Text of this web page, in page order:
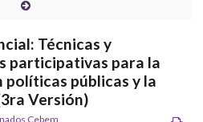
Técnicas y
participativas para la
políticas públicas y la
Versión)
Cebem